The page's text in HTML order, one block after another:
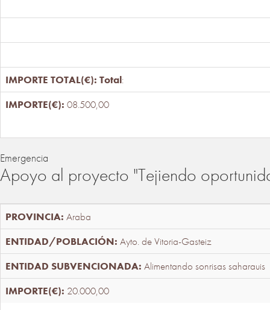
Total:
08.500,00
Emergencia
Apoyo al proyecto "Tejiendo
Araba
Ayto. de Vitoria-Gasteiz
Alimentando sonrisas saharauis
20.000,00